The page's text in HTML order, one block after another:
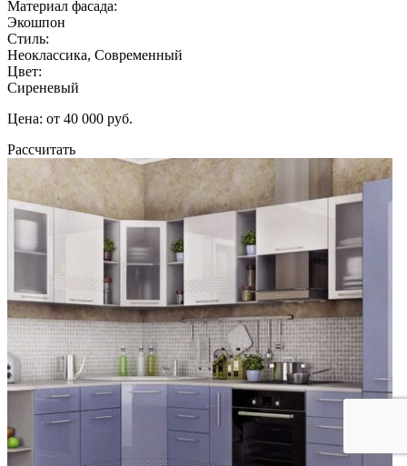
Материал фасада:
Экошпон
Стиль:
Неоклассика, Современный
Цвет:
Сиреневый
Цена: от 40 000 руб.
Рассчитать